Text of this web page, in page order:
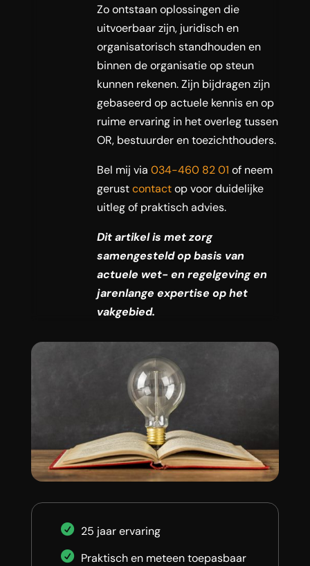
Zo ontstaan oplossingen die
uitvoerbaar zijn, juridisch en
organisatorisch standhouden en
binnen de organisatie op steun
kunnen rekenen. Zijn bijdragen zijn
gebaseerd op actuele kennis en op
ruime ervaring in het overleg tussen
OR, bestuurder en toezichthouders.
Bel mij via 034-460 82 01 of neem
gerustcontactop voor duidelijke
uitleg of praktisch advies.
Dit artikel is met zorg
samengesteld op basis van
actuele wet- en regelgeving en
jarenlange expertise op het
vakgebied.
25 jaar ervaring
Praktisch en meteen toepasbaar